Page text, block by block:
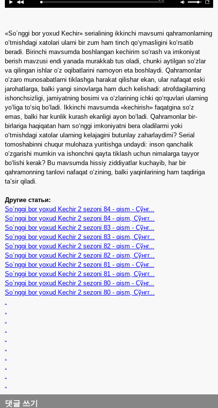
«So`nggi bor yoxud Kechir» serialining ikkinchi mavsumi qahramonlarning
o‘tmishdagi xatolari ularni bir zum ham tinch qo‘ymasligini ko‘rsatib
beradi. Birinchi mavsumda boshlangan kechirim so‘rash va imkoniyat
berish mavzusi endi yanada murakkab tus oladi, chunki aytilgan so‘zlar
va qilingan ishlar o‘z oqibatlarini namoyon eta boshlaydi. Qahramonlar
o‘zaro munosabatlarni tiklashga harakat qilishar ekan, ular nafaqat eski
jarohatlarga, balki yangi sinovlarga ham duch kelishadi: atrofdagilarning
ishonchsizligi, jamiyatning bosimi va o‘zlarining ichki qo‘rquvlari ularning
yo‘liga to‘siq bo‘ladi. Ikkinchi mavsumda «kechirish» faqatgina so‘z
emas, balki har kunlik kurash ekanligi ayon bo‘ladi. Qahramonlar bir-
birlariga haqiqatan ham so‘nggi imkoniyatni bera oladilarmi yoki
o‘tmishdagi xatolar ularning kelajagini butunlay zaharlaydimi? Serial
tomoshabinni chuqur mulohaza yuritishga undaydi: inson qanchalik
o‘zgarishi mumkin va ishonchni qayta tiklash uchun nimalarga tayyor
bo‘lishi kerak? Bu mavsumda hissiy ziddiyatlar kuchayib, har bir
qahramonning tanlovi nafaqat o‘zining, balki yaqinlarining ham taqdiriga
ta’sir qiladi.
Другие статьи:
So`nggi bor yoxud Kechir 2 sezoni 84 - qism - Сўнг...
So`nggi bor yoxud Kechir 2 sezoni 84 - qism, Сўнгг...
So`nggi bor yoxud Kechir 2 sezoni 83 - qism - Сўнг...
So`nggi bor yoxud Kechir 2 sezoni 83 - qism, Сўнгг...
So`nggi bor yoxud Kechir 2 sezoni 82 - qism - Сўнг...
So`nggi bor yoxud Kechir 2 sezoni 82 - qism, Сўнгг...
So`nggi bor yoxud Kechir 2 sezoni 81 - qism - Сўнг...
So`nggi bor yoxud Kechir 2 sezoni 81 - qism, Сўнгг...
So`nggi bor yoxud Kechir 2 sezoni 80 - qism - Сўнг...
So`nggi bor yoxud Kechir 2 sezoni 80 - qism, Сўнгг...
댓글 쓰기